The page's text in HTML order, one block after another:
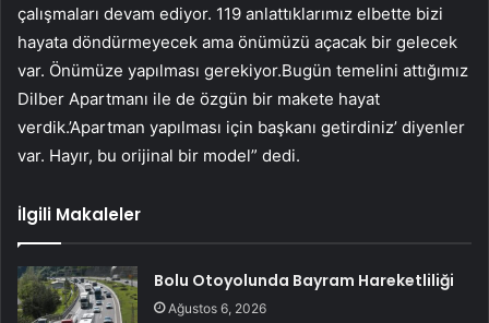
çalışmaları devam ediyor. 119 anlattıklarımız elbette bizi
hayata döndürmeyecek ama önümüzü açacak bir gelecek
var. Önümüze yapılması gerekiyor.Bugün temelini attığımız
Dilber Apartmanı ile de özgün bir makete hayat
verdik.’Apartman yapılması için başkanı getirdiniz’ diyenler
var. Hayır, bu orijinal bir model” dedi.
İlgili Makaleler
Bolu Otoyolunda Bayram Hareketliliği
Ağustos 6, 2026